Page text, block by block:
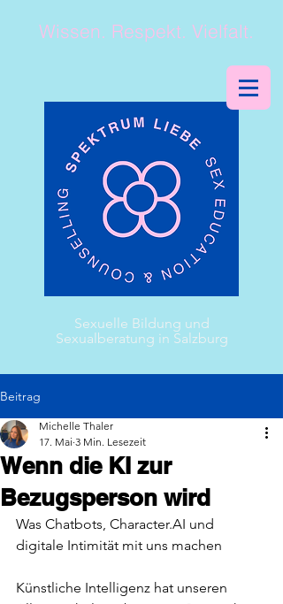
Sexuelle Bildung und
Sexualberatung in Salzburg
Wissen. Respekt. Vielfalt.
Beitrag
Wenn die KI zur
Bezugsperson wird
Michelle Thaler
17. Mai 3 Min. Lesezeit
Was Chatbots, Character.AI und
digitale Intimität mit uns machen
Künstliche Intelligenz hat unseren